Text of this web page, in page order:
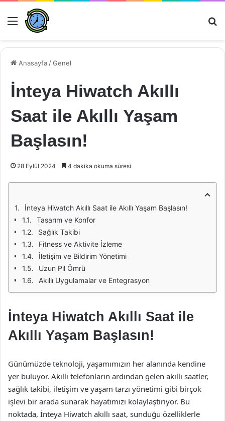
Menü
Anasayfa /Genel
İnteya Hiwatch Akıllı
Saat ile Akıllı Yaşam
Başlasın!
28 Eylül 2024 4 dakika okuma süresi
İnteya Hiwatch Akıllı Saat ile Akıllı Yaşam Başlasın!
Tasarım ve Konfor
Sağlık Takibi
Fitness ve Aktivite İzleme
İletişim ve Bildirim Yönetimi
Uzun Pil Ömrü
Akıllı Uygulamalar ve Entegrasyon
İnteya Hiwatch Akıllı Saat ile
Akıllı Yaşam Başlasın!
Günümüzde teknoloji, yaşamımızın her alanında kendine
yer buluyor. Akıllı telefonların ardından gelen akıllı saatler,
sağlık takibi, iletişim ve yaşam tarzı yönetimi gibi birçok
işlevi bir arada sunarak hayatımızı kolaylaştırıyor. Bu
noktada, İnteya Hiwatch akıllı saat, sunduğu özelliklerle